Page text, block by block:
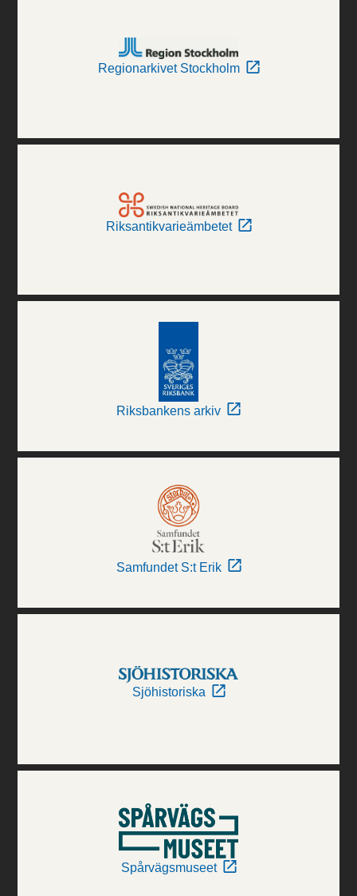
Regionarkivet Stockholm
Riksantikvarieämbetet
Riksbankens arkiv
Samfundet S:t Erik
Sjöhistoriska
Spårvägsmuseet